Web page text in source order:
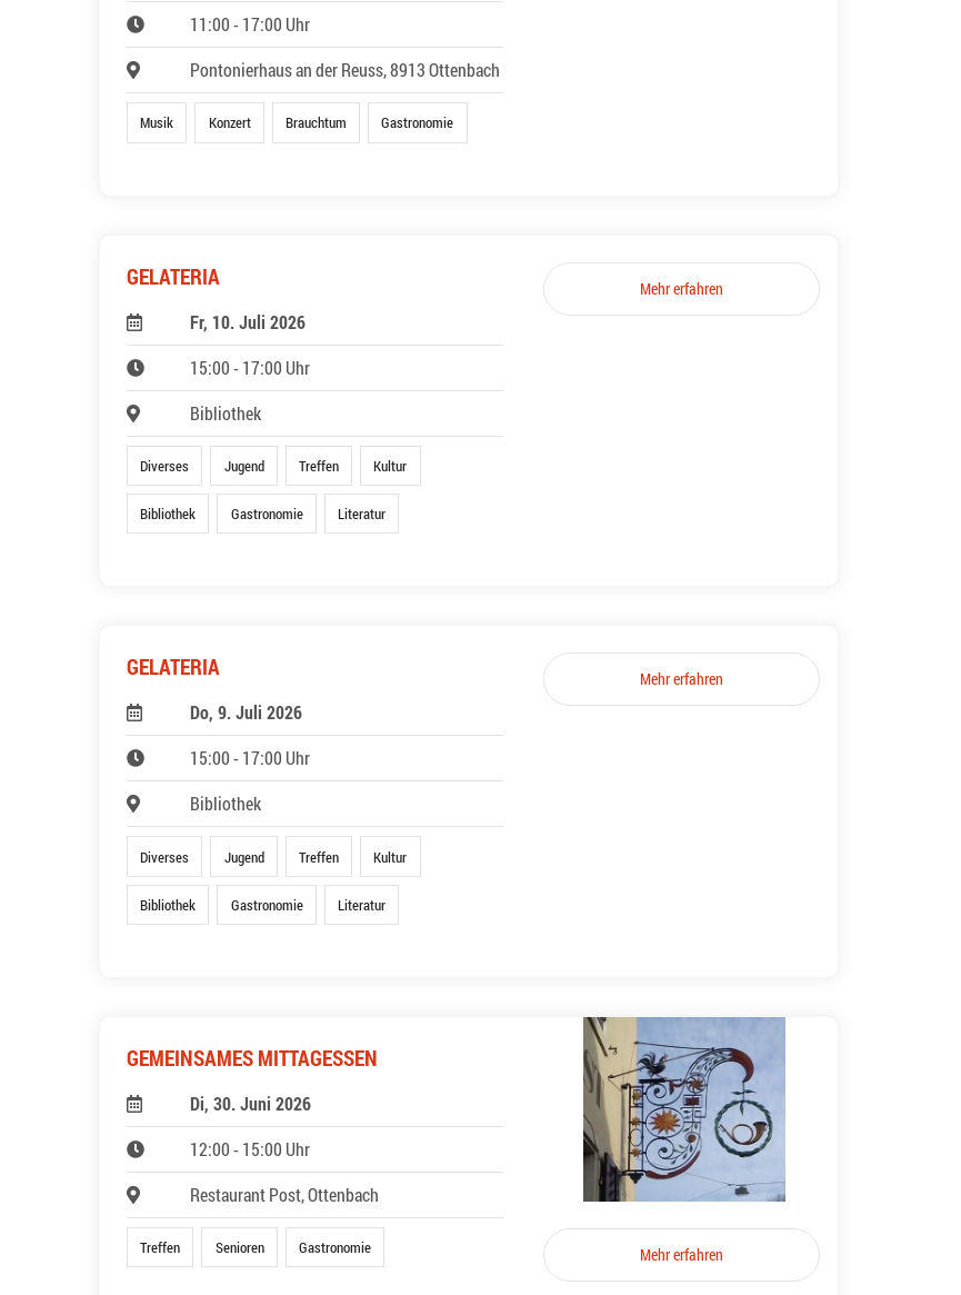
11:00 - 17:00 Uhr
Pontonierhaus an der Reuss, 8913 Ottenbach
Musik Konzert Brauchtum Gastronomie
GELATERIA
Fr, 10. Juli 2026
15:00 - 17:00 Uhr
Bibliothek
Diverses Jugend Treffen Kultur
Bibliothek Gastronomie Literatur
Mehr erfahren
GELATERIA
Do, 9. Juli 2026
15:00 - 17:00 Uhr
Bibliothek
Diverses Jugend Treffen Kultur
Bibliothek Gastronomie Literatur
Mehr erfahren
GEMEINSAMES MITTAGESSEN
Di, 30. Juni 2026
12:00 - 15:00 Uhr
Restaurant Post, Ottenbach
Treffen Senioren Gastronomie Mehr erfahren